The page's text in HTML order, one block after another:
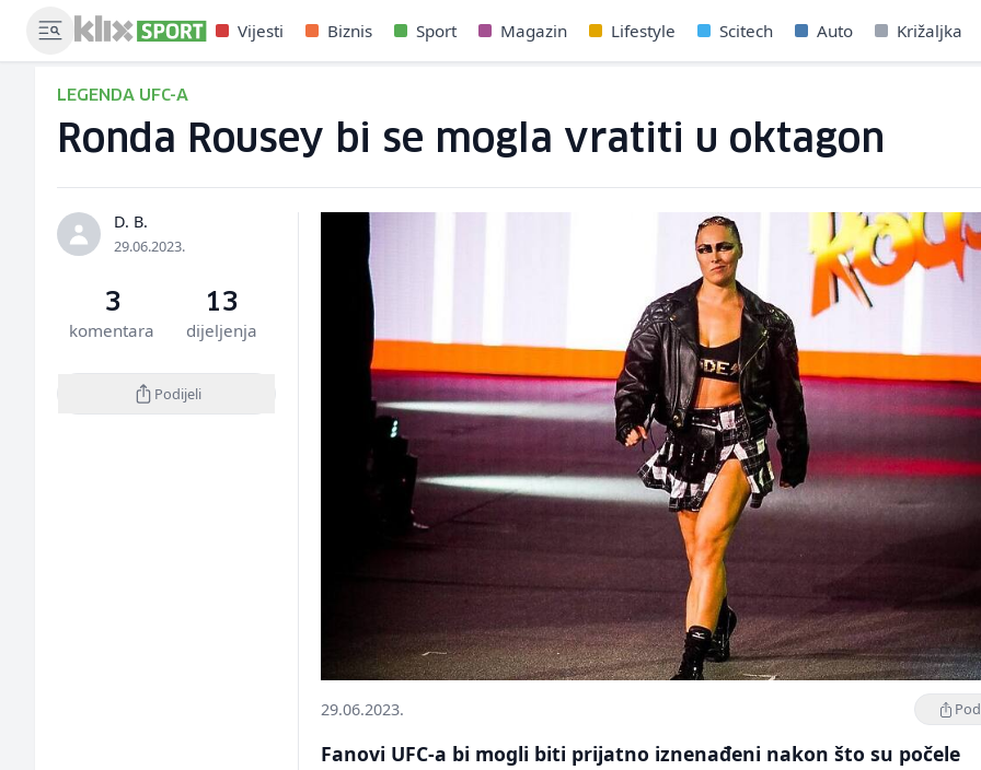
Vijesti Biznis Sport Magazin Lifestyle Scitech Auto Križaljka
LEGENDA UFC-A
Ronda Rousey bi se mogla vratiti u oktagon
D. B.
29.06.2023.
3
komentara
13
dijeljenja
Podijeli
29.06.2023.
Fanovi UFC-a bi mogli biti prijatno iznenađeni nakon što su počele